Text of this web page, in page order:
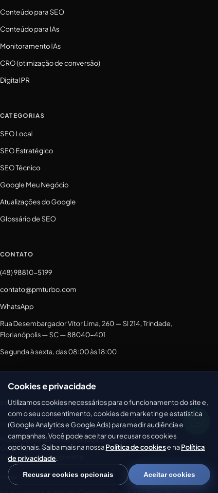
Conteúdo para SEO
Conteúdo para IAs
Monitoramento IAs
CRO (otimização de conversão)
Digital PR
CATEGORIAS
SEO Local
SEO Estratégico
SEO Técnico
Google Meu Negócio
Atualizações do Google
Glossário de SEO
CONTATO
(48) 98810-5199
contato@pmturbo.com
WhatsApp
Rua Desembargador Vítor Lima, 260 — Sl 214, Trindade,
Florianópolis — SC — 88040-401
Segunda à sexta, das 08:00 às 18:00
REGIÕES ATENDIDAS EM SANTA CATARINA
Florianópolis e cidades próximas
Florianópolis·São José·Palhoça·Biguaçu·
Governador Celso Ramos· Antônio Carlos·
Santo Amaro da Imperatriz
Litoral norte
Cookies e privacidade
Utilizamos cookies necessários para o funcionamento do site e,
com o seu consentimento, cookies de marketing e estatística
(Google Analytics e Google Ads) para medir audiência e
campanhas. Você pode aceitar ou recusar os cookies
opcionais. Saiba mais na nossa Política de cookiese na Política
de privacidade.
Recusar cookies opcionais Aceitar cookies